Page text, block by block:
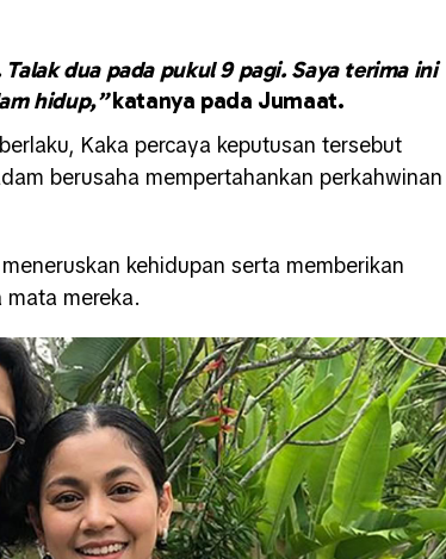
dua pada pukul 9 pagi. Saya terima ini
hidup,”katanya pada Jumaat.
Kaka percaya keputusan tersebut
berusaha mempertahankan perkahwinan
kehidupan serta memberikan
mereka.